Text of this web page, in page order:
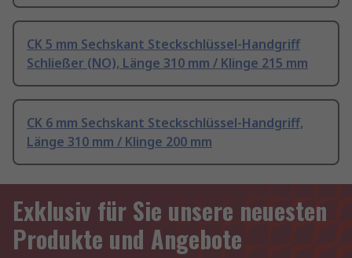
CK 5 mm Sechskant Steckschlüssel-Handgriff
Schließer (NO), Länge 310 mm / Klinge 215 mm
CK 6 mm Sechskant Steckschlüssel-Handgriff,
Länge 310 mm / Klinge 200 mm
Exklusiv für Sie unsere neuesten
Produkte und Angebote